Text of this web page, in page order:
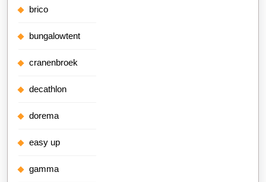
brico
bungalowtent
cranenbroek
decathlon
dorema
easy up
gamma